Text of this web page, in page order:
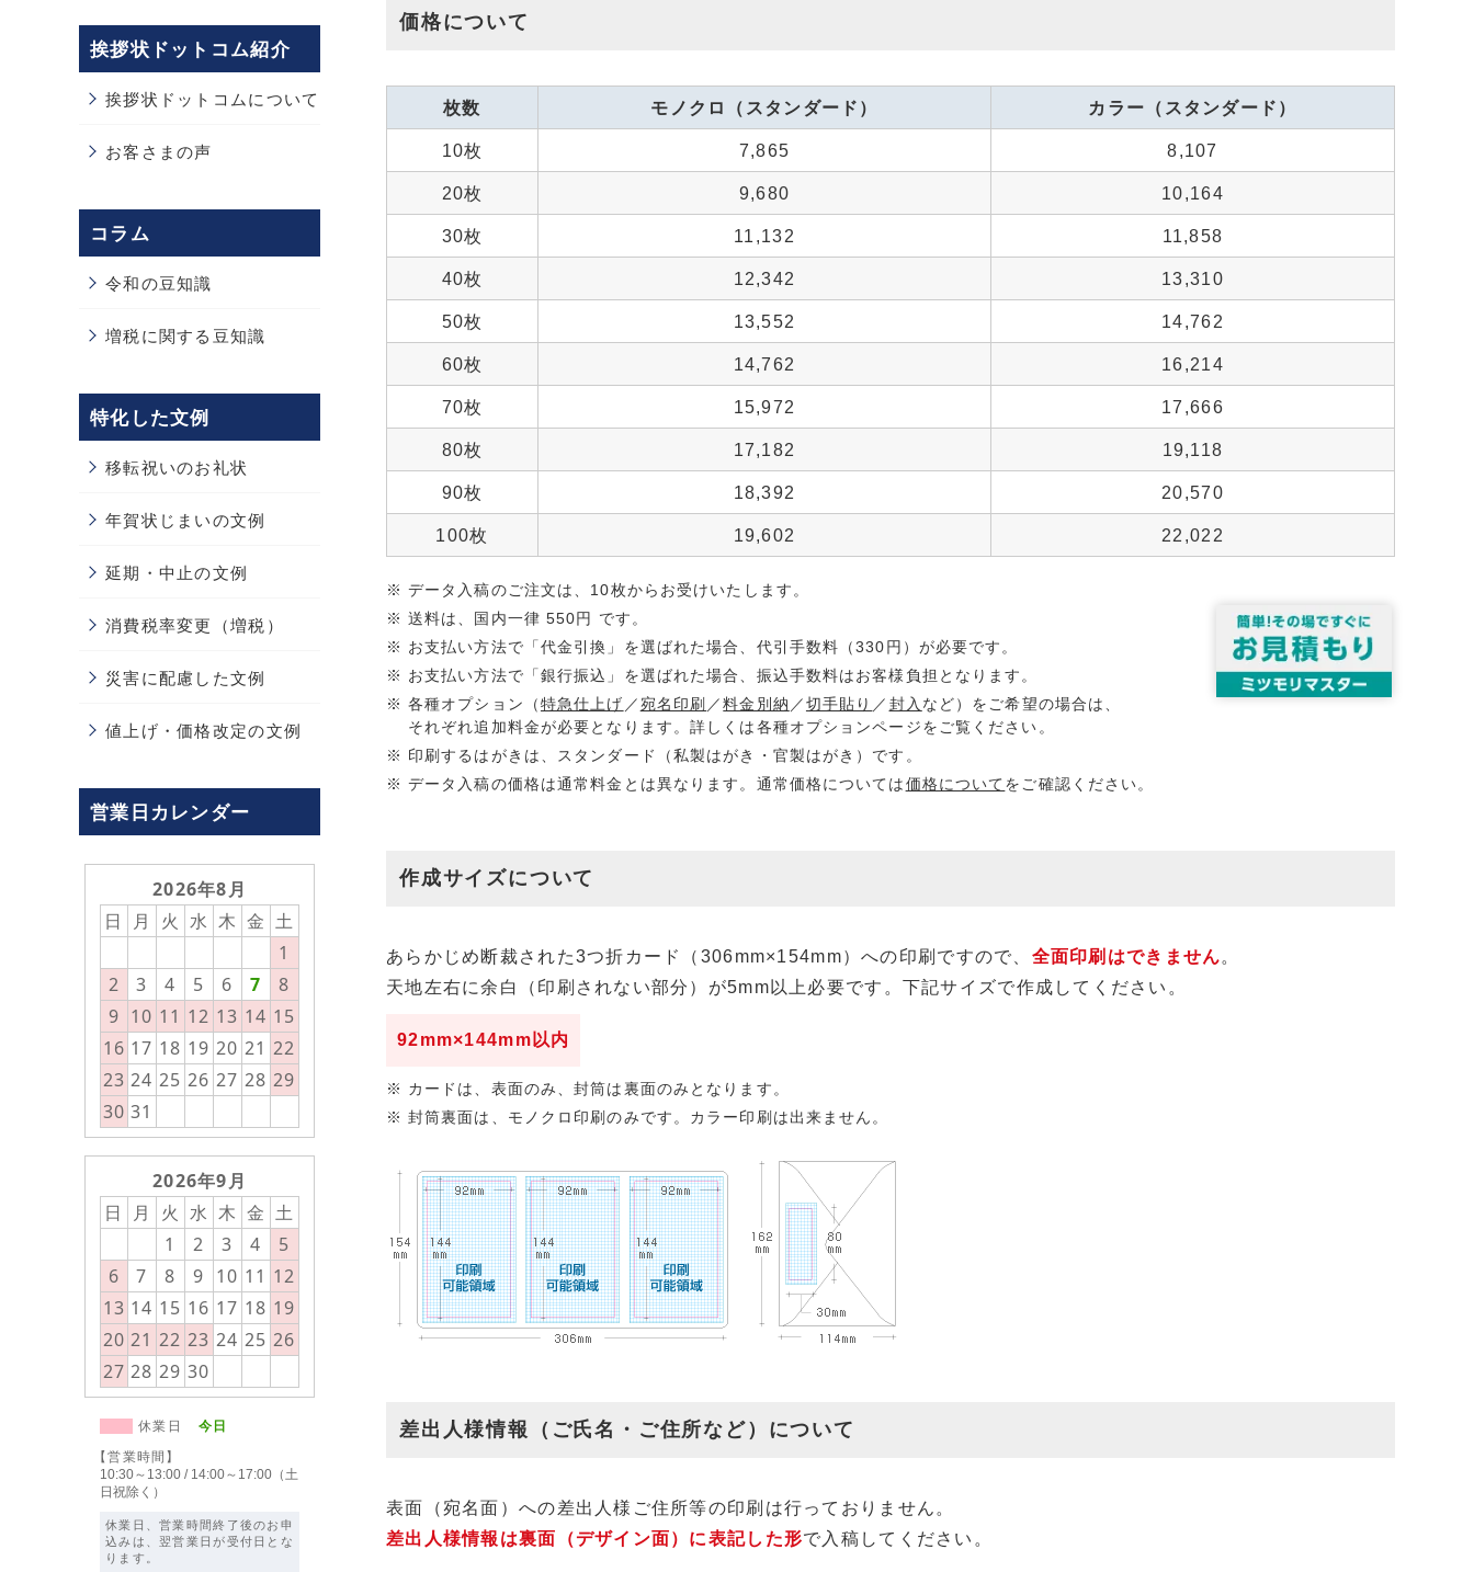
価格について
枚数 モノクロ（スタンダード） カラー（スタンダード）
10枚 7,865 8,107
20枚 9,680 10,164
30枚 11,132 11,858
40枚 12,342 13,310
50枚 13,552 14,762
60枚 14,762 16,214
70枚 15,972 17,666
80枚 17,182 19,118
90枚 18,392 20,570
100枚 19,602 22,022
データ入稿のご注文は、10枚からお受けいたします。
送料は、国内一律 550円 です。
お支払い方法で「代金引換」を選ばれた場合、代引手数料（330円）が必要です。
お支払い方法で「銀行振込」を選ばれた場合、振込手数料はお客様負担となります。
各種オプション（特急仕上げ ／宛名印刷 ／料金別納 ／切手貼り ／ 封入 など）をご希望の場合は、
それぞれ追加料金が必要となります。詳しくは各種オプションページをご覧ください。
印刷するはがきは、スタンダード（私製はがき・官製はがき）です。
データ入稿の価格は通常料金とは異なります。通常価格については価格についてをご確認ください。
作成サイズについて
あらかじめ断裁された3つ折カード（306mm×154mm）への印刷ですので、 全面印刷はできません。
天地左右に余白（印刷されない部分）が5mm以上必要です。下記サイズで作成してください。
92mm×144mm以内
カードは、表面のみ、封筒は裏面のみとなります。
封筒裏面は、モノクロ印刷のみです。カラー印刷は出来ません。
差出人様情報（ご氏名・ご住所など）について
表面（宛名面）への差出人様ご住所等の印刷は行っておりません。
差出人様情報は裏面（デザイン面）に表記した形で入稿してください。
挨拶状ドットコム紹介
挨拶状ドットコムについて
お客さまの声
コラム
令和の豆知識
増税に関する豆知識
特化した文例
移転祝いのお礼状
年賀状じまいの文例
延期・中止の文例
消費税率変更（増税）
災害に配慮した文例
値上げ・価格改定の文例
営業日カレンダー
2026年8月
日
月 火 水 木 金 土
1
2
3 4 5 6 7
8
9 10 11 12 13 14 15
16 17 18 19 20 21 22
23 24 25 26 27 28 29
30 31
2026年9月
日
月 火 水 木 金 土
1
2 3 4
5
6
7 8 9 10 11 12
13 14 15 16 17 18 19
20 21 22 23 24 25 26
27 28 29 30
休業日
今日
【営業時間】
10:30～13:00 / 14:00～17:00（土
日祝除く）
休業日、営業時間終了後のお申
込みは、翌営業日が受付日とな
ります。